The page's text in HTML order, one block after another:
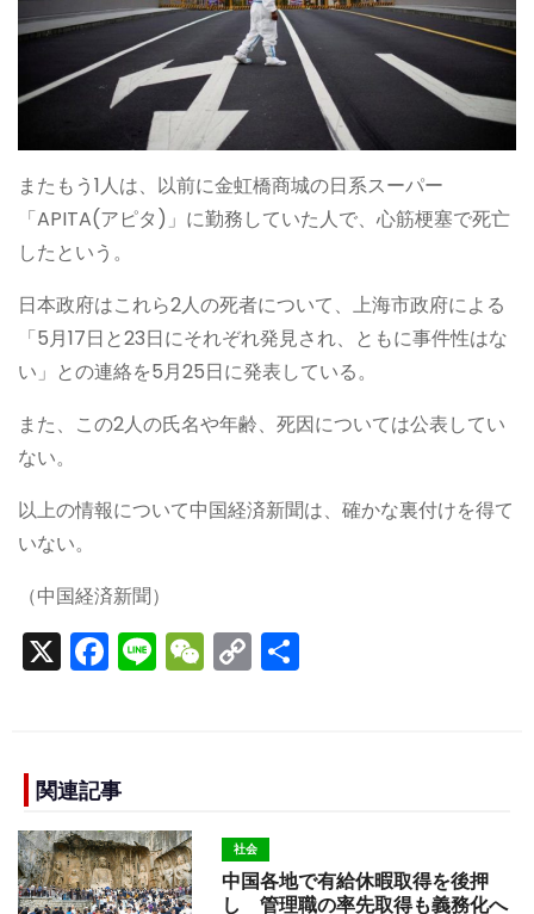
またもう1人は、以前に金虹橋商城の日系スーパー
「APITA(アピタ)」に勤務していた人で、心筋梗塞で死亡
したという。
日本政府はこれら2人の死者について、上海市政府による
「5月17日と23日にそれぞれ発見され、ともに事件性はな
い」との連絡を5月25日に発表している。
また、この2人の氏名や年齢、死因については公表してい
ない。
以上の情報について中国経済新聞は、確かな裏付けを得て
いない。
（中国経済新聞）
X F
e
b
o
o
Li W C
n
k
関連記事
社会
中国各地で有給休暇取得を後押
し 管理職の率先取得も義務化へ